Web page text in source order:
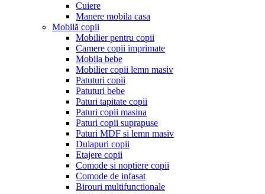
Cuiere
Manere mobila casa
Mobilă copii
Mobilier pentru copii
Camere copii imprimate
Mobila bebe
Mobilier copii lemn masiv
Patuturi copii
Patuturi bebe
Paturi tapitate copii
Paturi copii masina
Paturi copii suprapuse
Paturi MDF si lemn masiv
Dulapuri copii
Etajere copii
Comode si noptiere copii
Comode de infasat
Birouri multifunctionale